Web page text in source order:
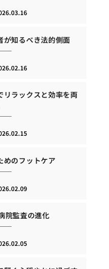
が知るべき法的側面
リラックスと効率を両
めのフットケア
院監査の進化